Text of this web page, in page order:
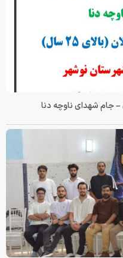
– جام شهدای ناوچه دنا